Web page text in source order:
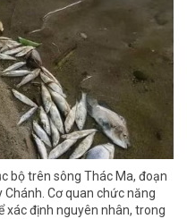
bộ trên sông Thác Ma, đoạn
Cơ quan chức năng
xác định nguyên nhân, trong